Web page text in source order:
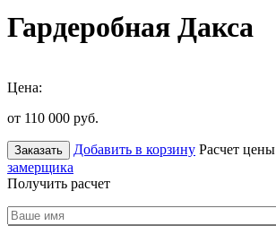
Гардеробная Дакса
Цена:
от 110 000 руб.
Заказать Добавить в корзину Расчет цены
замерщика
Получить расчет